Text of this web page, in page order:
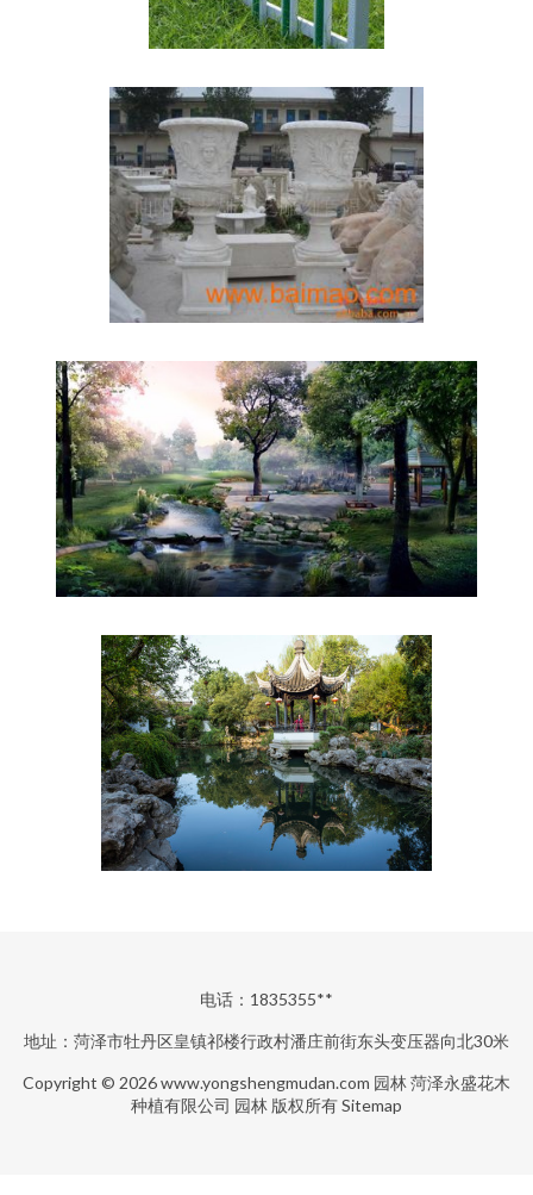
电话：1835355**
地址：菏泽市牡丹区皇镇祁楼行政村潘庄前街东头变压器向北30米
Copyright © 2026www.yongshengmudan.com 园林菏泽永盛花木
种植有限公司 园林 版权所有Sitemap